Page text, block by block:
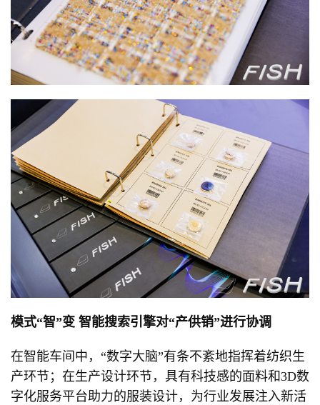
模式“智”变 智能搜索引擎对“产供销”进行协调
在智能车间中，“数字大脑”有条不紊地指挥着纺织生
产环节；在生产设计环节，具有科技感的面料和3D数
字化服务平台助力的服装设计，为行业发展注入新活